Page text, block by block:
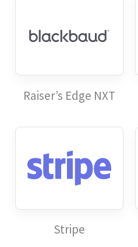
Raiser’s Edge NXT
Stripe